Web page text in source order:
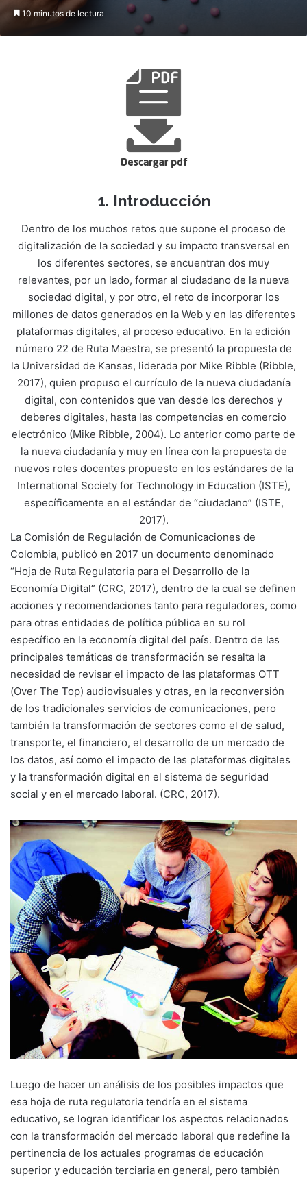
10 minutos de lectura
1. Introducción
Dentro de los muchos retos que supone el proceso de
digitalización de la sociedad y su impacto transversal en
los diferentes sectores, se encuentran dos muy
relevantes, por un lado, formar al ciudadano de la nueva
sociedad digital, y por otro, el reto de incorporar los
millones de datos generados en la Web y en las diferentes
plataformas digitales, al proceso educativo. En la edición
número 22 de Ruta Maestra, se presentó la propuesta de
la Universidad de Kansas, liderada por Mike Ribble (Ribble,
2017), quien propuso el currículo de la nueva ciudadanía
digital, con contenidos que van desde los derechos y
deberes digitales, hasta las competencias en comercio
electrónico (Mike Ribble, 2004). Lo anterior como parte de
la nueva ciudadanía y muy en línea con la propuesta de
nuevos roles docentes propuesto en los estándares de la
International Society for Technology in Education (ISTE),
específicamente en el estándar de “ciudadano” (ISTE,
2017).
La Comisión de Regulación de Comunicaciones de
Colombia, publicó en 2017 un documento denominado
“Hoja de Ruta Regulatoria para el Desarrollo de la
Economía Digital” (CRC, 2017), dentro de la cual se definen
acciones y recomendaciones tanto para reguladores, como
para otras entidades de política pública en su rol
específico en la economía digital del país. Dentro de las
principales temáticas de transformación se resalta la
necesidad de revisar el impacto de las plataformas OTT
(Over The Top) audiovisuales y otras, en la reconversión
de los tradicionales servicios de comunicaciones, pero
también la transformación de sectores como el de salud,
transporte, el financiero, el desarrollo de un mercado de
los datos, así como el impacto de las plataformas digitales
y la transformación digital en el sistema de seguridad
social y en el mercado laboral. (CRC, 2017).
Luego de hacer un análisis de los posibles impactos que
esa hoja de ruta regulatoria tendría en el sistema
educativo, se logran identificar los aspectos relacionados
con la transformación del mercado laboral que redefine la
pertinencia de los actuales programas de educación
superior y educación terciaria en general, pero también